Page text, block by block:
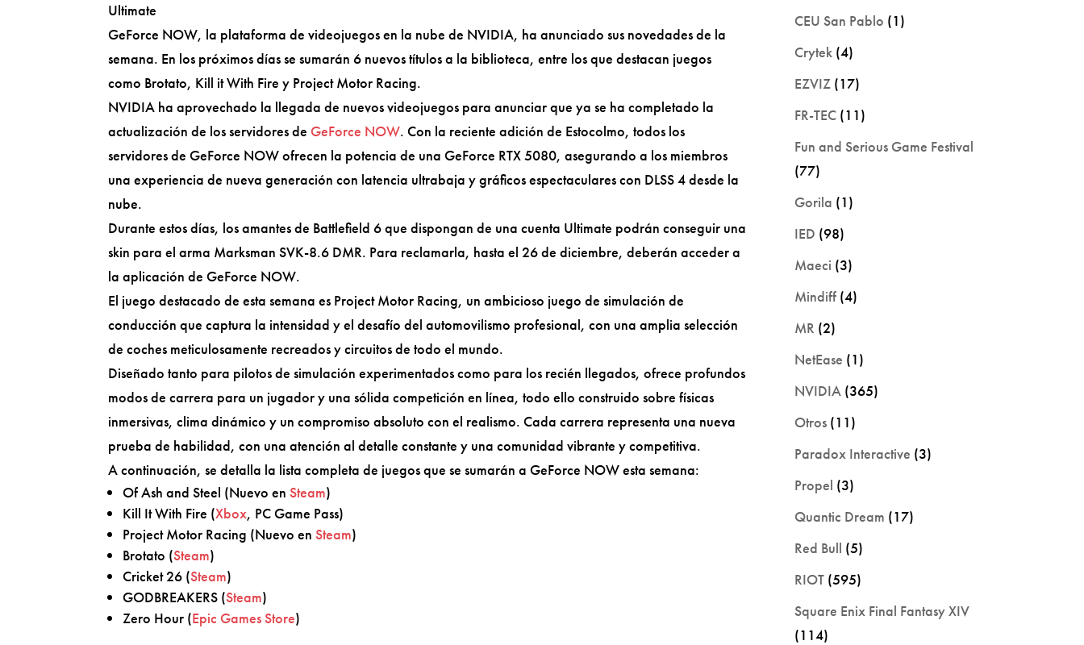
Ultimate
GeForce NOW, la plataforma de videojuegos en la nube de NVIDIA, ha anunciado sus novedades de la
semana. En los próximos días se sumarán 6 nuevos títulos a la biblioteca, entre los que destacan juegos
como Brotato, Kill it With Fire y Project Motor Racing.
NVIDIA ha aprovechado la llegada de nuevos videojuegos para anunciar que ya se ha completado la
actualización de los servidores de GeForce NOW. Con la reciente adición de Estocolmo, todos los
servidores de GeForce NOW ofrecen la potencia de una GeForce RTX 5080, asegurando a los miembros
una experiencia de nueva generación con latencia ultrabaja y gráficos espectaculares con DLSS 4 desde la
nube.
Durante estos días, los amantes de Battlefield 6 que dispongan de una cuenta Ultimate podrán conseguir una
skin para el arma Marksman SVK-8.6 DMR. Para reclamarla, hasta el 26 de diciembre, deberán acceder a
la aplicación de GeForce NOW.
El juego destacado de esta semana es Project Motor Racing, un ambicioso juego de simulación de
conducción que captura la intensidad y el desafío del automovilismo profesional, con una amplia selección
de coches meticulosamente recreados y circuitos de todo el mundo.
Diseñado tanto para pilotos de simulación experimentados como para los recién llegados, ofrece profundos
modos de carrera para un jugador y una sólida competición en línea, todo ello construido sobre físicas
inmersivas, clima dinámico y un compromiso absoluto con el realismo. Cada carrera representa una nueva
prueba de habilidad, con una atención al detalle constante y una comunidad vibrante y competitiva.
A continuación, se detalla la lista completa de juegos que se sumarán a GeForce NOW esta semana:
Of Ash and Steel (Nuevo enSteam)
Kill It With Fire (Xbox, PC Game Pass)
Project Motor Racing (Nuevo enSteam)
Brotato (Steam)
Cricket 26 (Steam)
GODBREAKERS (Steam)
Zero Hour (Epic Games Store)
CEU San Pablo (1)
Crytek (4)
EZVIZ (17)
FR-TEC (11)
Fun and Serious Game Festival
(77)
Gorila (1)
IED (98)
Maeci (3)
Mindiff (4)
MR (2)
NetEase (1)
NVIDIA (365)
Otros (11)
Paradox Interactive (3)
Propel (3)
Quantic Dream (17)
Red Bull (5)
RIOT (595)
Square Enix Final Fantasy XIV
(114)